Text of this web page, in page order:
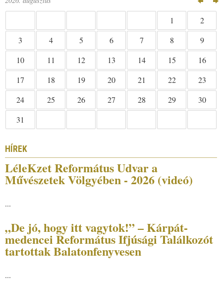
1
2
3
4 5 6 7 8
9
10
11 12 13 14 15
16
17
18 19 20 21 22
23
24
25 26 27 28 29
30
31
HÍREK
LéleKzet Református Udvar a
Művészetek Völgyében - 2026 (videó)
...
„De jó, hogy itt vagytok!” – Kárpát-
medencei Református Ifjúsági Találkozót
tartottak Balatonfenyvesen
...